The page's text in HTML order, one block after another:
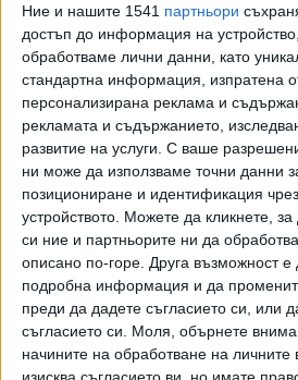
Ние и нашите 1541 партньори
достъп до информация на
обработваме лични данни, като
стандартна информация, изпратена
персонализирана реклама и
рекламата и съдържанието,
развитие на услуги. С ваше
ни може да използваме точни данни
позициониране и идентификация
устройството. Можете да кликнете,
си ние и партньорите ни да
описано по-горе. Друга възможност е
подробна информация и да
преди да дадете съгласието си, или
съгласието си.
Моля, обърнете
начините на обработване на
изисква съгласието ви, но имате
близо 40 метра. Тя е
победа на християнството в
голямата църква в тази планина,
Овчаров.
Вероятно на Перперикон се е
резиденциите на архиереите на
Родопи, за която има
Епифаниев списък на диоцезите“
Както се знае, главните центрове
епархия са били древните градове
Комотини), Траянупол (край
Маронея на егейското
намират в равнината на
склонове на Родопите. Перперикон